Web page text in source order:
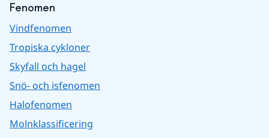
Fenomen
Vindfenomen
Tropiska cykloner
Skyfall och hagel
Snö- och isfenomen
Halofenomen
Molnklassificering